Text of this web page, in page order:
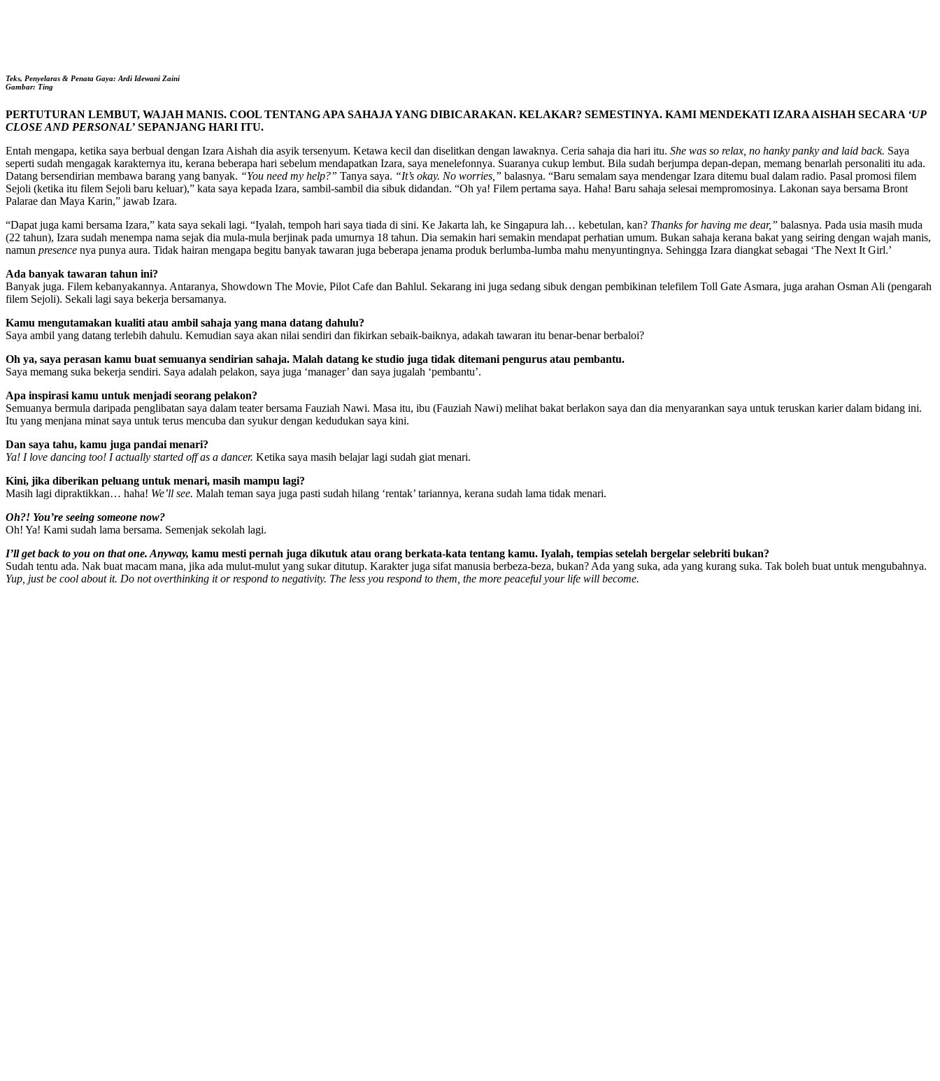
Teks, Penyelaras & Penata Gaya: Ardi Idewani Zaini
Gambar: Ting
PERTUTURAN LEMBUT, WAJAH MANIS. COOL TENTANG APA SAHAJA YANG DIBICARAKAN. KELAKAR? SEMESTINYA. KAMI MENDEKATI IZARA AISHAH SECARA ‘UP
CLOSE AND PERSONAL’ SEPANJANG HARI ITU.
Entah mengapa, ketika saya berbual dengan Izara Aishah dia asyik tersenyum. Ketawa kecil dan diselitkan dengan lawaknya. Ceria sahaja dia hari itu. She was so relax, no hanky panky and laid back. Saya
seperti sudah mengagak karakternya itu, kerana beberapa hari sebelum mendapatkan Izara, saya menelefonnya. Suaranya cukup lembut. Bila sudah berjumpa depan-depan, memang benarlah personaliti itu ada.
Datang bersendirian membawa barang yang banyak. “You need my help?” Tanya saya. “It’s okay. No worries,” balasnya. “Baru semalam saya mendengar Izara ditemu bual dalam radio. Pasal promosi filem
Sejoli (ketika itu filem Sejoli baru keluar),” kata saya kepada Izara, sambil-sambil dia sibuk didandan. “Oh ya! Filem pertama saya. Haha! Baru sahaja selesai mempromosinya. Lakonan saya bersama Bront
Palarae dan Maya Karin,” jawab Izara.
“Dapat juga kami bersama Izara,” kata saya sekali lagi. “Iyalah, tempoh hari saya tiada di sini. Ke Jakarta lah, ke Singapura lah… kebetulan, kan? Thanks for having me dear,” balasnya. Pada usia masih muda
(22 tahun), Izara sudah menempa nama sejak dia mula-mula berjinak pada umurnya 18 tahun. Dia semakin hari semakin mendapat perhatian umum. Bukan sahaja kerana bakat yang seiring dengan wajah manis,
namun presence nya punya aura. Tidak hairan mengapa begitu banyak tawaran juga beberapa jenama produk berlumba-lumba mahu menyuntingnya. Sehingga Izara diangkat sebagai ‘The Next It Girl.’
Ada banyak tawaran tahun ini?
Banyak juga. Filem kebanyakannya. Antaranya, Showdown The Movie, Pilot Cafe dan Bahlul. Sekarang ini juga sedang sibuk dengan pembikinan telefilem Toll Gate Asmara, juga arahan Osman Ali (pengarah
filem Sejoli). Sekali lagi saya bekerja bersamanya.
Kamu mengutamakan kualiti atau ambil sahaja yang mana datang dahulu?
Saya ambil yang datang terlebih dahulu. Kemudian saya akan nilai sendiri dan fikirkan sebaik-baiknya, adakah tawaran itu benar-benar berbaloi?
Oh ya, saya perasan kamu buat semuanya sendirian sahaja. Malah datang ke studio juga tidak ditemani pengurus atau pembantu.
Saya memang suka bekerja sendiri. Saya adalah pelakon, saya juga ‘manager’ dan saya jugalah ‘pembantu’.
Apa inspirasi kamu untuk menjadi seorang pelakon?
Semuanya bermula daripada penglibatan saya dalam teater bersama Fauziah Nawi. Masa itu, ibu (Fauziah Nawi) melihat bakat berlakon saya dan dia menyarankan saya untuk teruskan karier dalam bidang ini.
Itu yang menjana minat saya untuk terus mencuba dan syukur dengan kedudukan saya kini.
Dan saya tahu, kamu juga pandai menari?
Ya! I love dancing too! I actually started off as a dancer. Ketika saya masih belajar lagi sudah giat menari.
Kini, jika diberikan peluang untuk menari, masih mampu lagi?
Masih lagi dipraktikkan… haha! We’ll see. Malah teman saya juga pasti sudah hilang ‘rentak’ tariannya, kerana sudah lama tidak menari.
Oh?! You’re seeing someone now?
Oh! Ya! Kami sudah lama bersama. Semenjak sekolah lagi.
I’ll get back to you on that one. Anyway, kamu mesti pernah juga dikutuk atau orang berkata-kata tentang kamu. Iyalah, tempias setelah bergelar selebriti bukan?
Sudah tentu ada. Nak buat macam mana, jika ada mulut-mulut yang sukar ditutup. Karakter juga sifat manusia berbeza-beza, bukan? Ada yang suka, ada yang kurang suka. Tak boleh buat untuk mengubahnya.
Yup, just be cool about it. Do not overthinking it or respond to negativity. The less you respond to them, the more peaceful your life will become.